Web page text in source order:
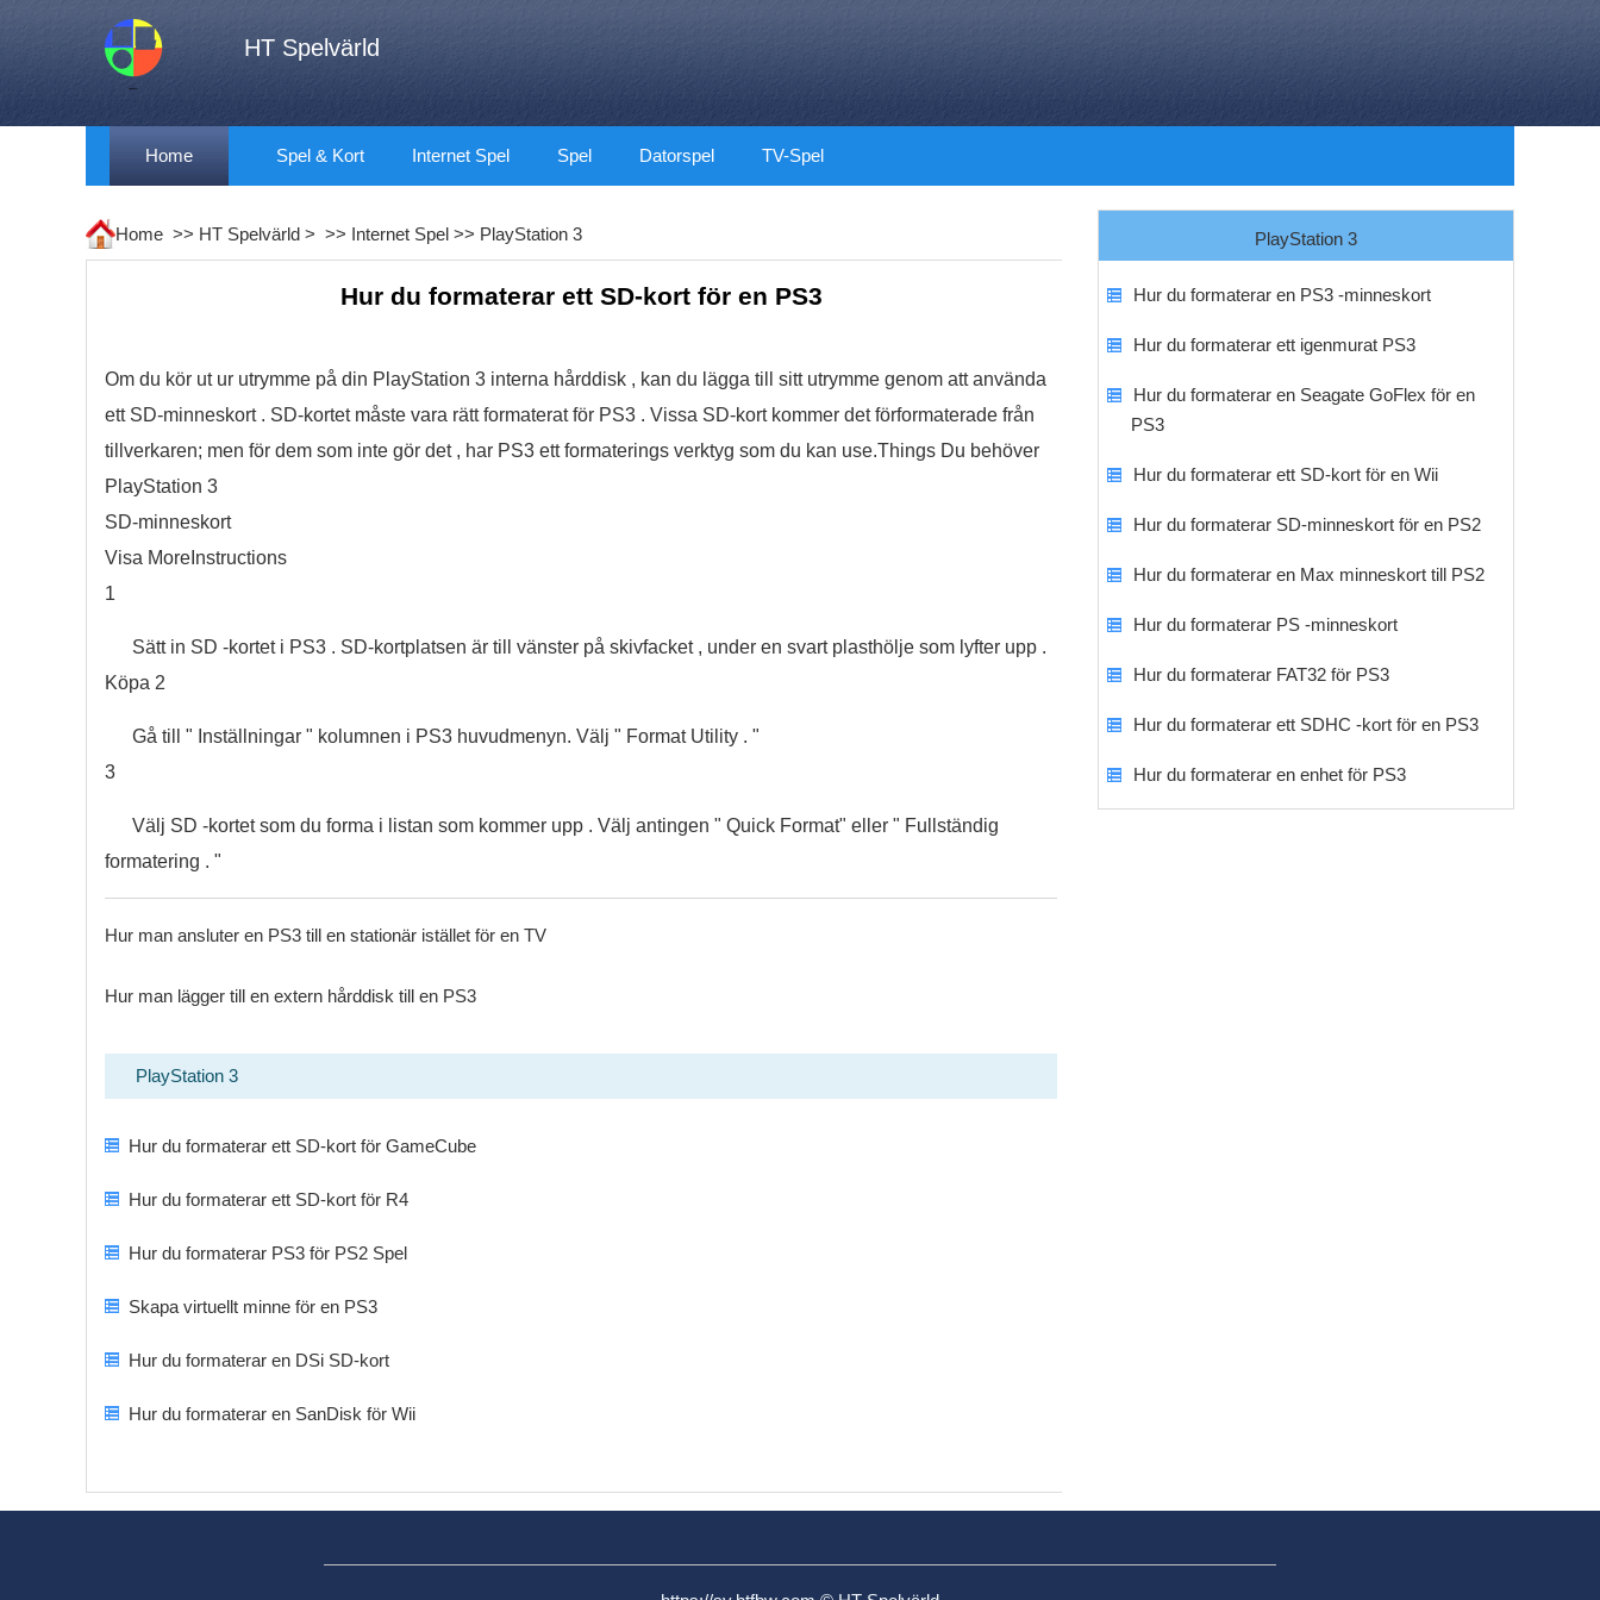
HT Spelvärld
Home Spel & Kort Internet Spel Spel Datorspel TV-Spel
Home >> HT Spelvärld > >> Internet Spel >> PlayStation 3
Hur du formaterar ett SD-kort för en PS3
Om du kör ut ur utrymme på din PlayStation 3 interna hårddisk , kan du lägga till sitt utrymme genom att använda
ett SD-minneskort . SD-kortet måste vara rätt formaterat för PS3 . Vissa SD-kort kommer det förformaterade från
tillverkaren; men för dem som inte gör det , har PS3 ett formaterings verktyg som du kan use.Things Du behöver
PlayStation 3
SD-minneskort
Visa MoreInstructions
1
Sätt in SD -kortet i PS3 . SD-kortplatsen är till vänster på skivfacket , under en svart plasthölje som lyfter upp .
Köpa 2
Gå till " Inställningar " kolumnen i PS3 huvudmenyn. Välj " Format Utility . "
3
Välj SD -kortet som du forma i listan som kommer upp . Välj antingen " Quick Format" eller " Fullständig
formatering . "
Hur man ansluter en PS3 till en stationär istället för en TV
Hur man lägger till en extern hårddisk till en PS3
PlayStation 3
Hur du formaterar ett SD-kort för GameCube
Hur du formaterar ett SD-kort för R4
Hur du formaterar PS3 för PS2 Spel
Skapa virtuellt minne för en PS3
Hur du formaterar en DSi SD-kort
Hur du formaterar en SanDisk för Wii
PlayStation 3
Hur du formaterar en PS3 -minneskort
Hur du formaterar ett igenmurat PS3
Hur du formaterar en Seagate GoFlex för en
PS3
Hur du formaterar ett SD-kort för en Wii
Hur du formaterar SD-minneskort för en PS2
Hur du formaterar en Max minneskort till PS2
Hur du formaterar PS -minneskort
Hur du formaterar FAT32 för PS3
Hur du formaterar ett SDHC -kort för en PS3
Hur du formaterar en enhet för PS3